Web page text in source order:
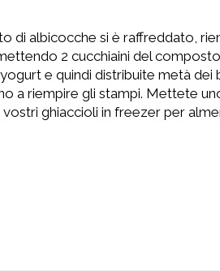
di albicocche si è raffreddato,
2 cucchiaini del
e quindi distribuite metà dei
a riempire gli stampi. Mettete
ghiaccioli in freezer per